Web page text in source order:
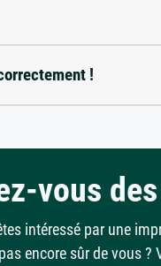
!
vous
intéressé par une
encore sûr de vous